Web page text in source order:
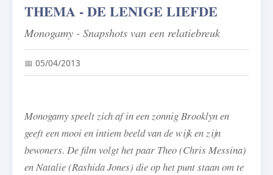
THEMA - DE LENIGE LIEFDE
Monogamy - Snapshots van een relatiebreuk
📅 05/04/2013
Monogamy speelt zich af in een zonnig Brooklyn en
geeft een mooi en intiem beeld van de wijk en zijn
bewoners. De film volgt het paar Theo (Chris Messina)
en Natalie (Rashida Jones) die op het punt staan om te